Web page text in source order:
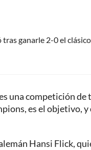
tras ganarle 2-0 el
una competición de
es el objetivo,
Hansi Flick,